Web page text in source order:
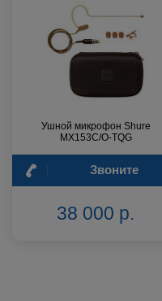
Ушной микрофон Shure
MX153C/O-TQG
Звоните
38 000 р.